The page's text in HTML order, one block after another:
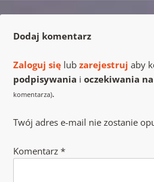
Dodaj komentarz
Zaloguj sięlub zarejestruj aby
podpisywania i oczekiwania
komentarza).
Twój adres e-mail nie zostanie
Komentarz *